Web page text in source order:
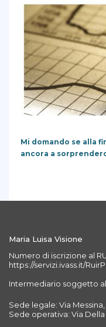
Mi domando se alla
ancora a
Maria Luisa Visione
Numero di iscrizione al
https://servizi.ivass.it/
Intermediario soggetto
Sede legale: Via Messina,
Sede operativa: Via Della